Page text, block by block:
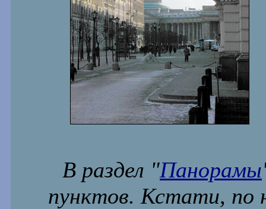
В раздел "Панорамы
пунктов. Кстати, по